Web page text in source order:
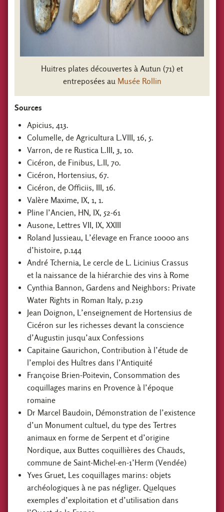
Huitres plates découvertes à Autun (71) et
entreposées au Musée Rollin
Sources
Apicius, 413.
Columelle, de Agricultura L.VIII, 16, 5.
Varron, de re Rustica L.III, 3, 10.
Cicéron, de Finibus, L.II, 70.
Cicéron, Hortensius, 67.
Cicéron, de Officiis, III, 16.
Valère Maxime, IX, 1, 1.
Pline l’Ancien, HN, IX, 52-61
Ausone, Lettres VII, IX, XXIII
Roland Jussieau, L’élevage en France 10000 ans
d’histoire, p.144
André Tchernia, Le cercle de L. Licinius Crassus
et la naissance de la hiérarchie des vins à Rome
Cynthia Bannon, Gardens and Neighbors: Private
Water Rights in Roman Italy, p.219
Jean Doignon, L’enseignement de Hortensius de
Cicéron sur les richesses devant la conscience
d’Augustin jusqu’aux Confessions
Capitaine Gaurichon, Contribution à l’étude de
l’emploi des Huîtres dans l’Antiquité
Françoise Brien-Poitevin, Consommation des
coquillages marins en Provence à l’époque
romaine
Dr Marcel Baudoin, Démonstration de l’existence
d’un Monument cultuel, du type des Tertres
animaux en forme de Serpent et d’origine
Nordique, aux Buttes coquillières des Chauds,
commune de Saint-Michel-en-1’Herm (Vendée)
Yves Gruet, Les coquillages marins: objets
archéologiques à ne pas négliger. Quelques
exemples d’exploitation et d’utilisation dans